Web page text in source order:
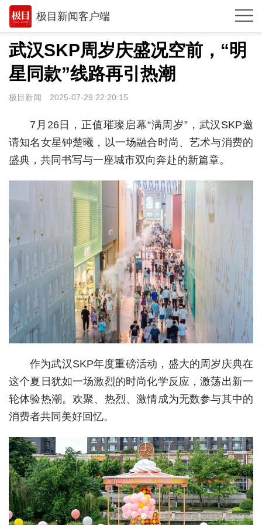
极目新闻客户端
推荐
观点
时政
武汉
世相
专题
极客圈
经济
城建
科教
健康
相亲
汽车
消费
创意
文化
武汉SKP周岁庆盛况空前，“明
星同款”线路再引热潮
极目新闻 2025-07-29 22:20:15
7月26日，正值璀璨启幕“满周岁”，武汉SKP邀
请知名女星钟楚曦，以一场融合时尚、艺术与消费的
盛典，共同书写与一座城市双向奔赴的新篇章。
作为武汉SKP年度重磅活动，盛大的周岁庆典在
这个夏日犹如一场激烈的时尚化学反应，激荡出新一
轮体验热潮。欢聚、热烈、激情成为无数参与其中的
消费者共同美好回忆。